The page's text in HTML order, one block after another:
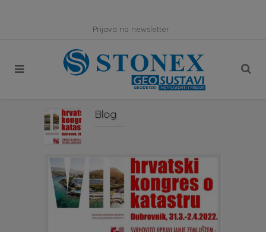
Prijava na newsletter
Blog